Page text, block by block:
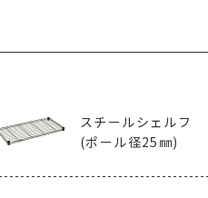
スチールシェルフ
(ポール径25㎜)